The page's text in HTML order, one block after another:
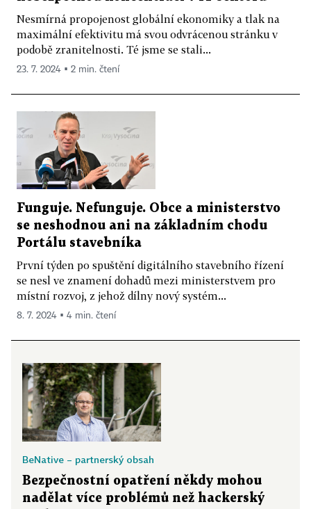
Nesmírná propojenost globální ekonomiky a tlak na
maximální efektivitu má svou odvrácenou stránku v
podobě zranitelnosti. Té jsme se stali...
23. 7. 2024 ▪ 2 min. čtení
Funguje. Nefunguje. Obce a ministerstvo
se neshodnou ani na základním chodu
Portálu stavebníka
První týden po spuštění digitálního stavebního řízení
se nesl ve znamení dohadů mezi ministerstvem pro
místní rozvoj, z jehož dílny nový systém...
8. 7. 2024 ▪ 4 min. čtení
BeNative – partnerský obsah
Bezpečnostní opatření někdy mohou
nadělat více problémů než hackerský